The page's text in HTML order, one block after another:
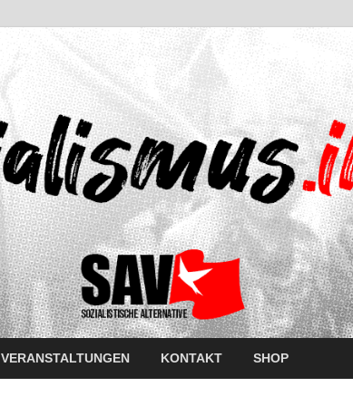
VERANSTALTUNGEN KONTAKT SHOP